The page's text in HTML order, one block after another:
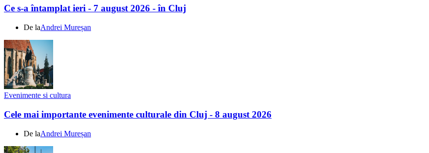
Ce s-a întamplat ieri - 7 august 2026 - în Cluj
De laAndrei Mureșan
Evenimente si cultura
Cele mai importante evenimente culturale din Cluj - 8 august 2026
De laAndrei Mureșan